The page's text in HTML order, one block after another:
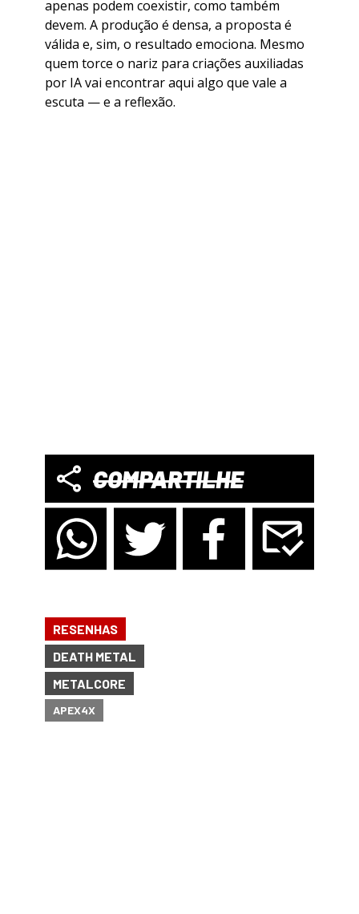
apenas podem coexistir, como também
devem. A produção é densa, a proposta é
válida e, sim, o resultado emociona. Mesmo
quem torce o nariz para criações auxiliadas
por IA vai encontrar aqui algo que vale a
escuta — e a reflexão.
COMPARTILHE
RESENHAS
DEATH METAL
METALCORE
APEX4X